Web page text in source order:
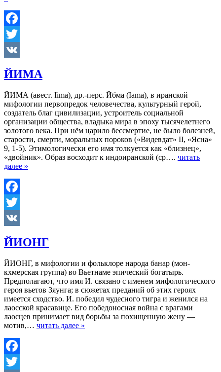
Facebook
Twitter
ЙИМА
ЙИМА (авест. Iima), др.-перс. Йбма (Iama), в иранской
мифологии первопредок человечества, культурный герой,
создатель благ цивилизации, устроитель социальной
организации общества, владыка мира в эпоху тысячелетнего
золотого века. При нём царило бессмертие, не было болезней,
старости, смерти, моральных пороков («Видевдат» II, «Ясна»
9, 1-5). Этимологически его имя толкуется как «близнец»,
«двойник». Образ восходит к индоиранской (ср…. читать
далее »
Facebook
Twitter
ЙИОНГ
ЙИОНГ, в мифологии и фольклоре народа банар (мон-
кхмерская группа) во Вьетнаме эпический богатырь.
Предполагают, что имя И. связано с именем мифологического
героя вьетов Зяунга; в сюжетах преданий об этих героях
имеется сходство. И. победил чудесного тигра и женился на
лаосской красавице. Его победоносная война с врагами
лаосцев принимает вид борьбы за похищенную жену —
мотив,… читать далее »
Facebook